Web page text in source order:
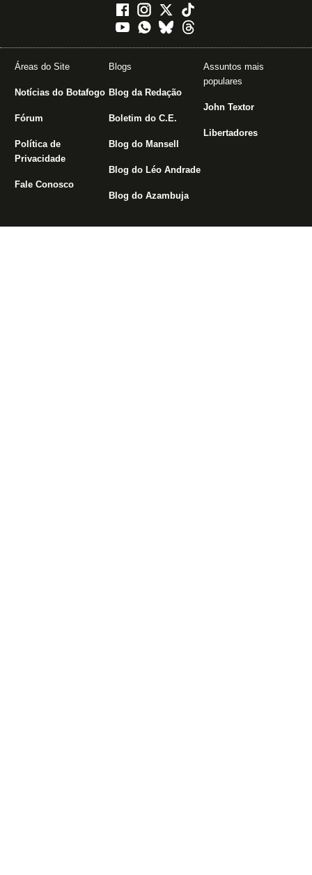
Áreas do Site
Notícias do Botafogo
Fórum
Política de
Privacidade
Fale Conosco
Blogs
Blog da Redação
Boletim do C.E.
Blog do Mansell
Blog do Léo Andrade
Blog do Azambuja
Assuntos mais
populares
John Textor
Libertadores